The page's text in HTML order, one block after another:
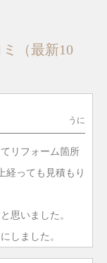
（最新10
うに
リフォーム箇所
経っても見積もり
思いました。
しました。